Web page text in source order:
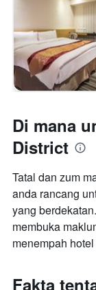
Di mana
District
Tatal dan zum
anda rancang
yang
membuka
menempah
Fakta